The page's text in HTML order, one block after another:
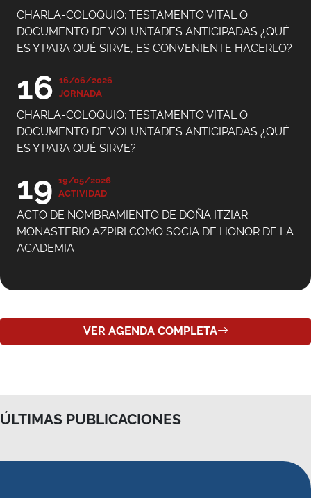
16 16/06/2026
JORNADA
DOCUMENTO DE VOLUNTADES ANTICIPADAS ¿QUÉ
ES Y PARA QUÉ SIRVE?
19 19/05/2026
ACTIVIDAD
MONASTERIO AZPIRI COMO SOCIA DE HONOR DE LA
ACADEMIA